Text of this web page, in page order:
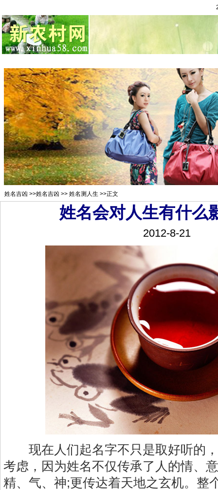
姓名吉凶 >>姓名吉凶 >> 姓名测人生 >>正文
姓名会对人生有什么
2012-8-21
现在人们起名字不只是取好听的，
考虑，因为姓名不仅传承了人的情、
精、气、神;更传达着天地之玄机。整